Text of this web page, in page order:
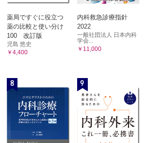
ロジーOrthokeratology
光学
度数の決め方
入後の問題点
ズ
ンズ
薬局ですぐに役立つ
薬の比較と使い分け
100 改訂版
児島 悠史
￥4,400
内科救急診療指針
2022
一般社団法人 日本内科
学会...
￥11,000
8 9